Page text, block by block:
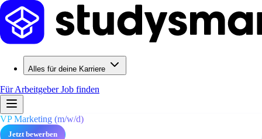
Alles für deine Karriere
Für ArbeitgeberJob finden
VP Marketing (m/w/d)
Jetzt bewerben